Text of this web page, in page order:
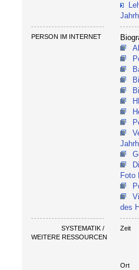
PERSON IM INTERNET
Foto
des
SYSTEMATIK /
WEITERE RESSOURCEN
Zeit
Ort